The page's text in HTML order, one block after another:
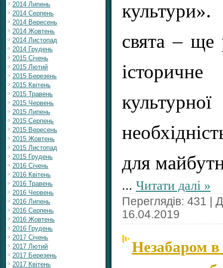
2014 Липень
2014 Серпень
2014 Вересень
2014 Жовтень
2014 Листопад
2014 Грудень
2015 Січень
2015 Лютий
2015 Березень
2015 Квітень
2015 Травень
2015 Червень
2015 Липень
2015 Серпень
2015 Вересень
2015 Жовтень
2015 Листопад
2015 Грудень
2016 Січень
2016 Квітень
2016 Травень
2016 Червень
2016 Липень
2016 Серпень
2016 Жовтень
2016 Грудень
2017 Січень
2017 Лютий
2017 Березень
2017 Квітень
свята – ще
для
... Читати далі »
Переглядів: 431 |
16.04.2019
Незабаром